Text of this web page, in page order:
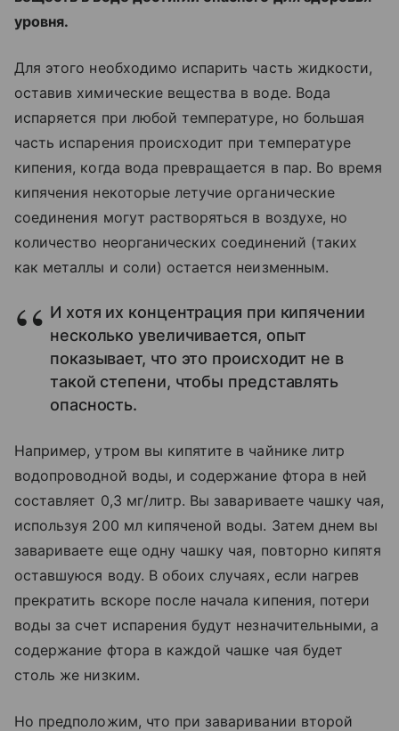
уровня.
Для этого необходимо испарить часть жидкости,
оставив химические вещества в воде. Вода
испаряется при любой температуре, но большая
часть испарения происходит при температуре
кипения, когда вода превращается в пар. Во время
кипячения некоторые летучие органические
соединения могут растворяться в воздухе, но
количество неорганических соединений (таких
как металлы и соли) остается неизменным.
И хотя их концентрация при кипячении
несколько увеличивается, опыт
показывает, что это происходит не в
такой степени, чтобы представлять
опасность.
Например, утром вы кипятите в чайнике литр
водопроводной воды, и содержание фтора в ней
составляет 0,3 мг/литр. Вы завариваете чашку чая,
используя 200 мл кипяченой воды. Затем днем вы
завариваете еще одну чашку чая, повторно кипятя
оставшуюся воду. В обоих случаях, если нагрев
прекратить вскоре после начала кипения, потери
воды за счет испарения будут незначительными, а
содержание фтора в каждой чашке чая будет
столь же низким.
Но предположим, что при заваривании второй